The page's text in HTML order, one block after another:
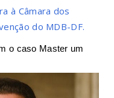
à Câmara dos
do MDB-DF.
o caso Master um